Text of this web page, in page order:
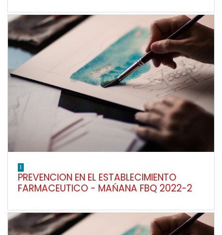
I
PREVENCION EN EL ESTABLECIMIENTO
FARMACEUTICO - MAŃANA FBQ 2022-2